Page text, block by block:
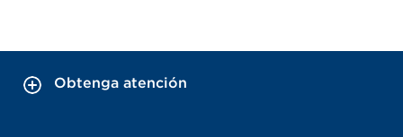
Obtenga atención